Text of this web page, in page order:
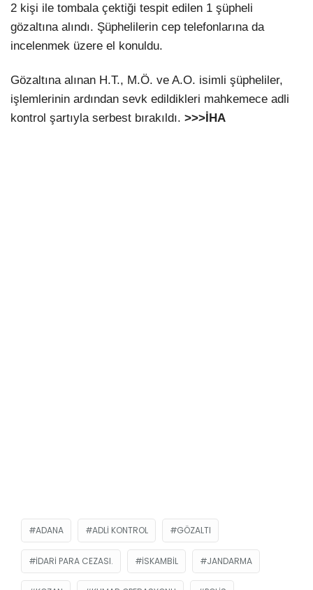
2 kişi ile tombala çektiği tespit edilen 1 şüpheli
gözaltına alındı. Şüphelilerin cep telefonlarına da
incelenmek üzere el konuldu.
Gözaltına alınan H.T., M.Ö. ve A.O. isimli şüpheliler,
işlemlerinin ardından sevk edildikleri mahkemece adli
kontrol şartıyla serbest bırakıldı. >>>İHA
ADANA ADLI KONTROL GÖZALTI
IDARI PARA CEZASI. ISKAMBIL JANDARMA